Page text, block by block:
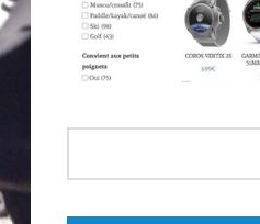
Rechercher